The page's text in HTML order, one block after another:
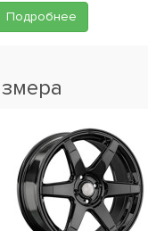
Подробнее